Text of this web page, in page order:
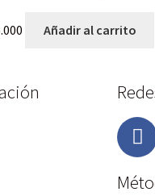
Añadir al carrito